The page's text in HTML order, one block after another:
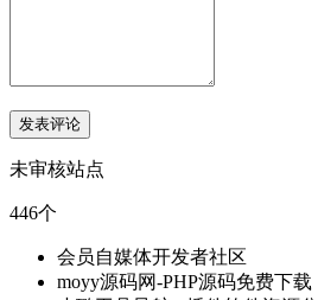
未审核站点
446个
会员自媒体开发者社区
moyy源码网-PHP源码免费下载